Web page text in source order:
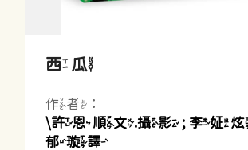
西瓜
作者：
\許恩順文.攝影 ; 李姃
郁璇譯